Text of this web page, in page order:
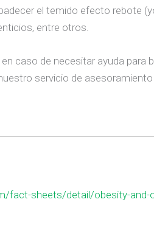
el temido efecto rebote
entre otros.
caso de necesitar ayuda
servicio de asesoramiento
fact-sheets/detail/obesity-and-